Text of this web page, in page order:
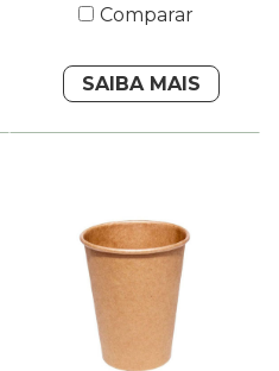
Comparar
SAIBA MAIS